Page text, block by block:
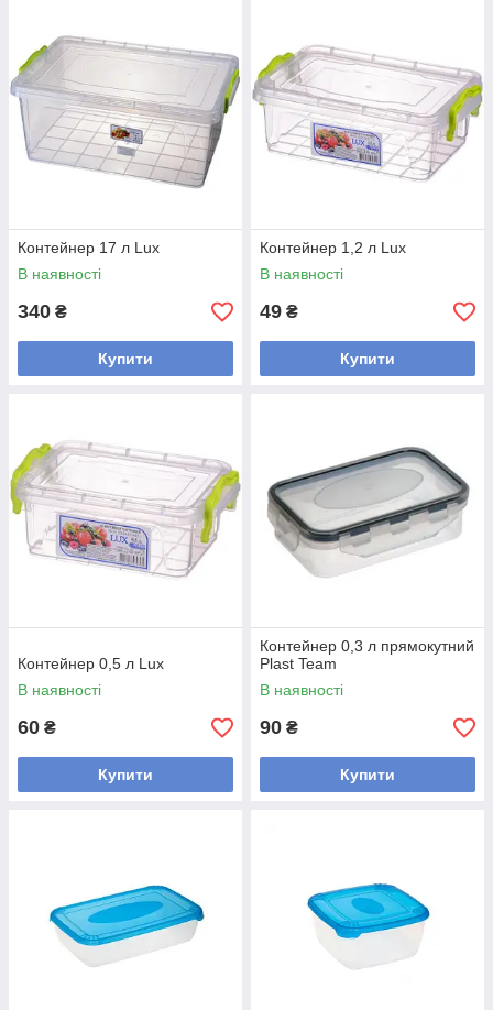
Контейнер 17 л Lux
В наявності
340 ₴
Купити
Контейнер 1,2 л Lux
В наявності
49 ₴
Купити
Контейнер 0,5 л Lux
В наявності
60 ₴
Купити
Контейнер 0,3 л прямокутний
Plast Team
В наявності
90 ₴
Купити